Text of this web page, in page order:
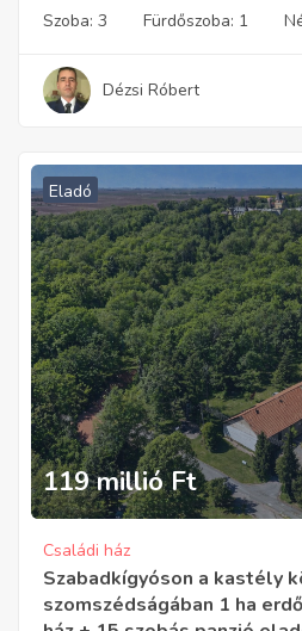
Szoba: 3 Fürdőszoba: 1
Dézsi Róbert
Eladó
119 millió Ft
Családi ház
Szabadkígyóson a kastély
szomszédságában 1 ha